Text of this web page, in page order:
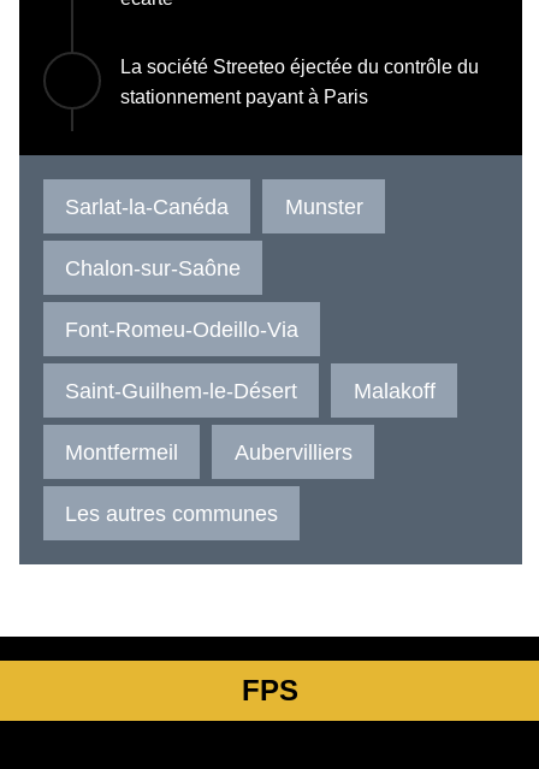
La société Streeteo éjectée du contrôle du
stationnement payant à Paris
Sarlat-la-Canéda Munster
Chalon-sur-Saône
Font-Romeu-Odeillo-Via
Saint-Guilhem-le-Désert Malakoff
Montfermeil Aubervilliers
Les autres communes
FPS